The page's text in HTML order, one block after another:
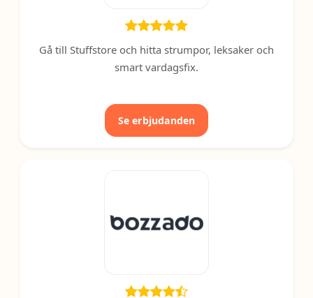
Gå till Stuffstore och hitta strumpor, leksaker och
smart vardagsfix.
Se erbjudanden